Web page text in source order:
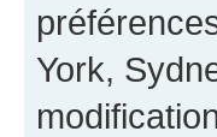
York,